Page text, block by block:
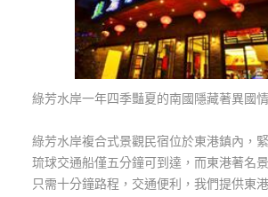
樂
地
圖
綠芳水岸一年四季豔夏的南國隱藏著異國
綠芳水岸複合式景觀民宿位於東港鎮內，
琉球交通船僅五分鐘可到達，而東港著名
只需十分鐘路程，交通便利，我們提供東